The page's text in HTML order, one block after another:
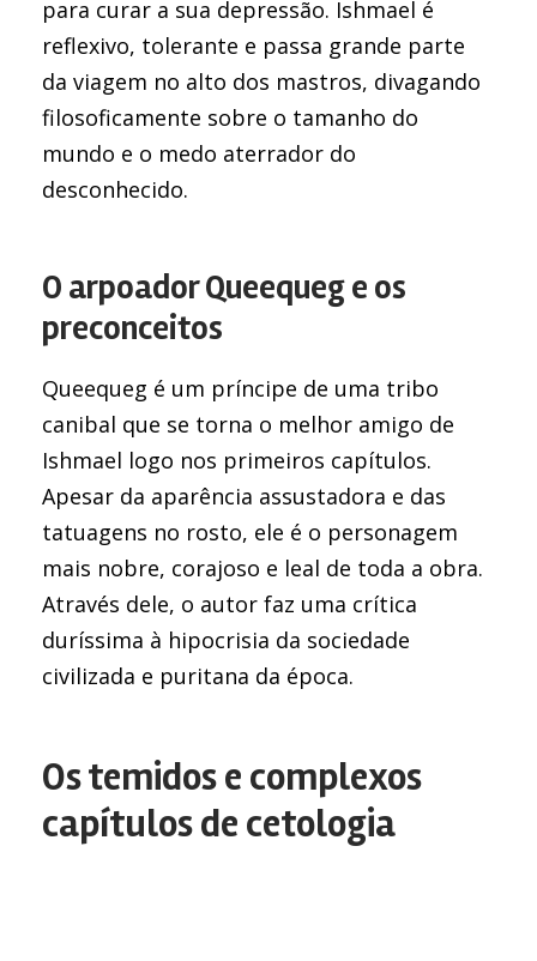
para curar a sua depressão. Ishmael é
reflexivo, tolerante e passa grande parte
da viagem no alto dos mastros, divagando
filosoficamente sobre o tamanho do
mundo e o medo aterrador do
desconhecido.
O arpoador Queequeg e os
preconceitos
Queequeg é um príncipe de uma tribo
canibal que se torna o melhor amigo de
Ishmael logo nos primeiros capítulos.
Apesar da aparência assustadora e das
tatuagens no rosto, ele é o personagem
mais nobre, corajoso e leal de toda a obra.
Através dele, o autor faz uma crítica
duríssima à hipocrisia da sociedade
civilizada e puritana da época.
Os temidos e complexos
capítulos de cetologia